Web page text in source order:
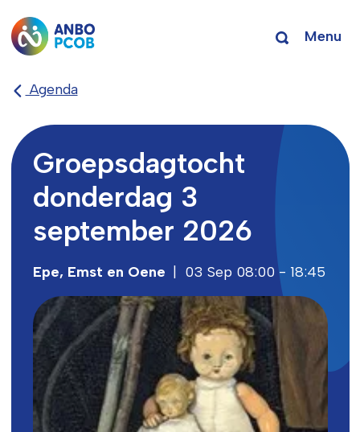
Menu
Agenda
Groepsdagtocht
donderdag 3
september 2026
Epe, Emst en Oene | 03 Sep 08:00 - 18:45